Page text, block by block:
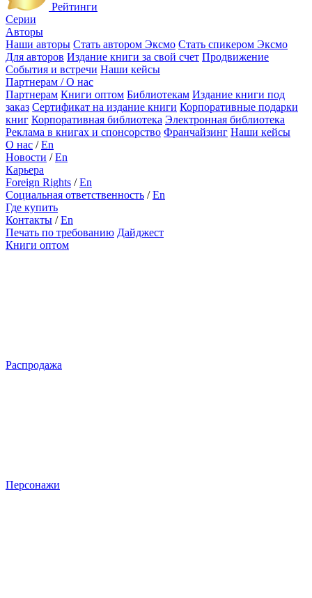
Рейтинги
Серии
Авторы
Наши авторы Стать автором Эксмо Стать спикером Эксмо
Для авторов Издание книги за свой счет Продвижение
События и встречи Наши кейсы
Партнерам / О нас
Партнерам Книги оптом Библиотекам Издание книги под
заказ Сертификат на издание книги Корпоративные подарки
книг Корпоративная библиотека Электронная библиотека
Реклама в книгах и спонсорство Франчайзинг Наши кейсы
О нас /En
Новости /En
Карьера
Foreign Rights /En
Социальная ответственность /En
Где купить
Контакты /En
Печать по требованию Дайджест
Книги оптом
Распродажа
Персонажи